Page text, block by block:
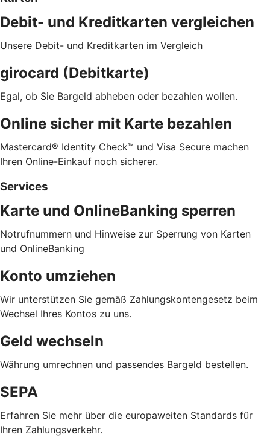
Debit- und Kreditkarten vergleichen
Unsere Debit- und Kreditkarten im Vergleich
girocard (Debitkarte)
Egal, ob Sie Bargeld abheben oder bezahlen wollen.
Online sicher mit Karte bezahlen
Mastercard® Identity Check™ und Visa Secure machen
Ihren Online-Einkauf noch sicherer.
Services
Karte und OnlineBanking sperren
Notrufnummern und Hinweise zur Sperrung von Karten
und OnlineBanking
Konto umziehen
Wir unterstützen Sie gemäß Zahlungskontengesetz beim
Wechsel Ihres Kontos zu uns.
Geld wechseln
Währung umrechnen und passendes Bargeld bestellen.
SEPA
Erfahren Sie mehr über die europaweiten Standards für
Ihren Zahlungsverkehr.